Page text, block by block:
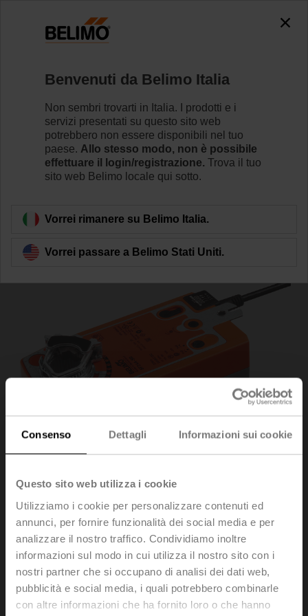
Consenso Dettagli Informazioni sui cookie
Questo sito web utilizza i cookie
Utilizziamo i cookie per personalizzare contenuti ed
annunci, per fornire funzionalità dei social media e per
analizzare il nostro traffico. Condividiamo inoltre
informazioni sul modo in cui utilizza il nostro sito con i
nostri partner che si occupano di analisi dei dati web,
pubblicità e social media, i quali potrebbero combinarle
con altre informazioni che ha fornito loro o che hanno
SF24A-SR
Per saperne di più
Torna alla categoria di prodotti
SF24A-SR
Attuatore rotativo con funzione di sicurezza, 20 Nm,
AC/DC 24 V, 2...10 V, 150 s, IP54
Benvenuti da Belimo Italia
Non sembri trovarti in Italia. I prodotti e i
servizi presentati su questo sito web
potrebbero non essere disponibili nel tuo
paese. Allo stesso modo, non è possibile
effettuare il login/registrazione. Trova il tuo
sito web Belimo locale qui sotto.
Vorrei rimanere su Belimo Italia.
Vorrei passare a Belimo Stati Uniti.